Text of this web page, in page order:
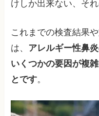
けしか出来ない、そ
これまでの検査結果
は、 アレルギー性鼻
いくつかの要因が複
とです。